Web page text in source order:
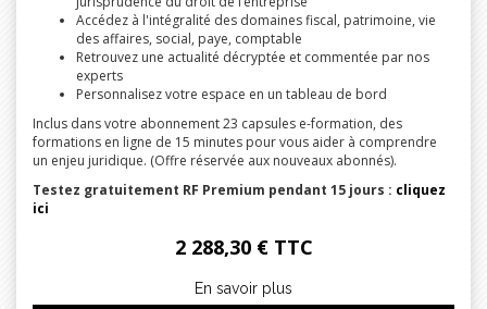
Accédez à l'intégralité des domaines fiscal, patrimoine, vie
des affaires, social, paye, comptable
Retrouvez une actualité décryptée et commentée par nos
experts
Personnalisez votre espace en un tableau de bord
Inclus dans votre abonnement 23 capsules e-formation, des
formations en ligne de 15 minutes pour vous aider à comprendre
un enjeu juridique. (Offre réservée aux nouveaux abonnés).
Testez gratuitement RF Premium pendant 15 jours : cliquez
ici
2 288,30 € TTC
En savoir plus